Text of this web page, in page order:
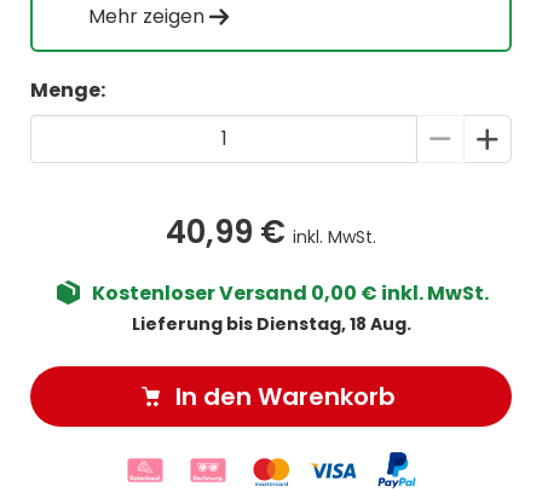
Mehr zeigen
Menge:
40,99 € inkl. MwSt.
Kostenloser Versand 0,00 € inkl. MwSt.
Lieferung bis Dienstag, 18 Aug.
In den Warenkorb